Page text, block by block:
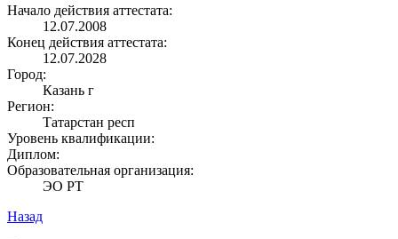
Начало действия аттестата:
12.07.2008
Конец действия аттестата:
12.07.2028
Город:
Казань г
Регион:
Татарстан респ
Уровень квалификации:
Диплом:
Образовательная организация:
ЭО РТ
Назад